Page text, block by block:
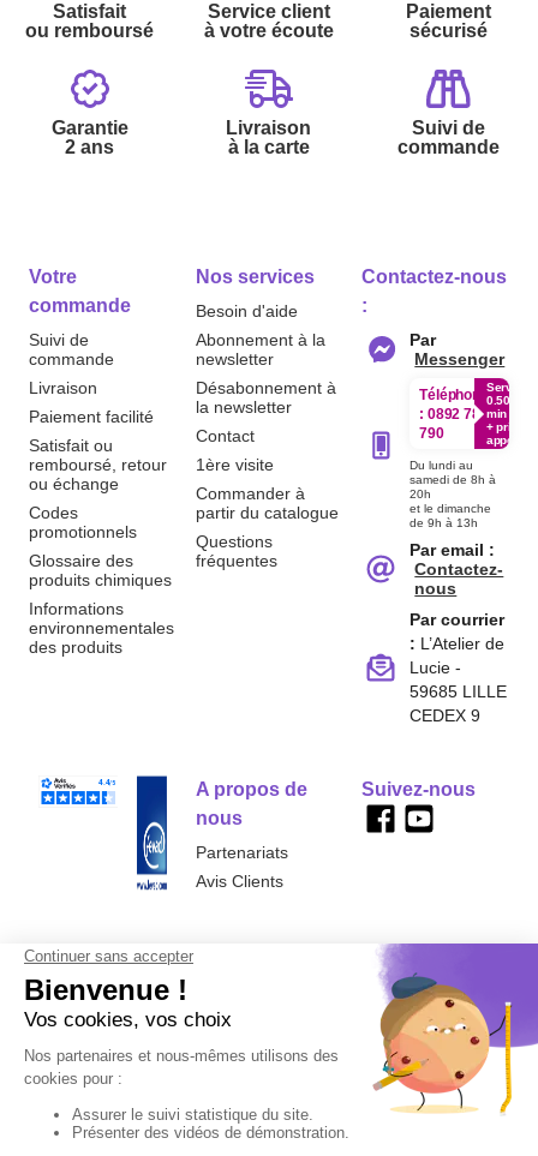
Satisfait
ou remboursé
Service client
à votre écoute
Paiement
sécurisé
Garantie
2 ans
Livraison
à la carte
Suivi de
commande
Votre
commande
Suivi de
commande
Livraison
Paiement facilité
Satisfait ou
remboursé, retour
ou échange
Codes
promotionnels
Glossaire des
produits chimiques
Informations
environnementales
des produits
Nos services
Besoin d'aide
Abonnement à la
newsletter
Désabonnement à
la newsletter
Contact
1ère visite
Commander à
partir du catalogue
Questions
fréquentes
A propos de
nous
Partenariats
Avis Clients
Contactez-nous
:
Par
Messenger
Téléphone
: 0892 780
790
Service
0.50€ /
min
+ prix
appel
Du lundi au
samedi de 8h à
20h
et le dimanche
de 9h à 13h
Par email :
Contactez-
nous
Par courrier
: L’Atelier de
Lucie -
59685 LILLE
CEDEX 9
Suivez-nous
Données
personnelles et
cookies
Paramétrer
les cookies
Conditions
générales de
vente